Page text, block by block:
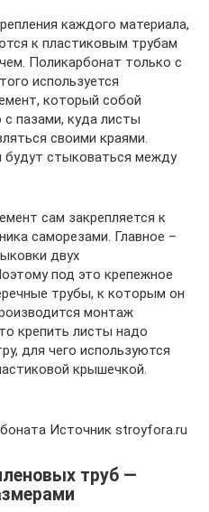
каждого материала,
к пластиковым трубам
Поликарбонат только с
используется
который собой
пазами, куда листы
своими краями.
будут стыковаться между
сам закрепляется к
саморезами. Главное –
двух
под это крепежное
трубы, к которым он
монтаж
крепить листы надо
для чего используются
крышечкой.
Источник stroyfora.ru
труб —